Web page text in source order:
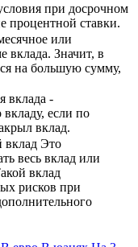
при досрочном
процентной ставки.
или
вклада. Значит, в
на большую сумму,
вклада -
вкладу, если по
вклад.
Это
весь вклад или
вклад
рисков при